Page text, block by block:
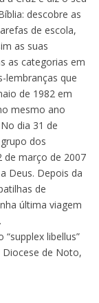
descobre as
de escola,
as suas
as categorias em
lembranças que
de 1982 em
mesmo ano
dia 31 de
dos
de março de 2007
Deus. Depois da
de
última viagem
libellus”
Diocese de Noto,